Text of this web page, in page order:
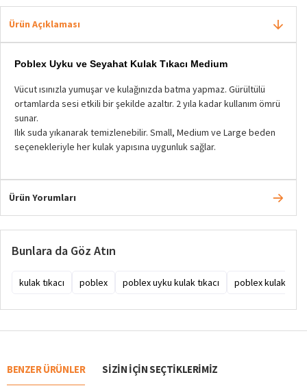
Ürün Açıklaması
Poblex Uyku ve Seyahat Kulak Tıkacı Medium
Vücut ısınızla yumuşar ve kulağınızda batma yapmaz. Gürültülü
ortamlarda sesi etkili bir şekilde azaltır. 2 yıla kadar kullanım ömrü
sunar.
Ilık suda yıkanarak temizlenebilir. Small, Medium ve Large beden
seçenekleriyle her kulak yapısına uygunluk sağlar.
Ürün Yorumları
Bunlara da Göz Atın
kulak tıkacı poblex poblex uyku kulak tıkacı poblex kulak
BENZER ÜRÜNLER SIZIN IÇIN SEÇTIKLERIMIZ